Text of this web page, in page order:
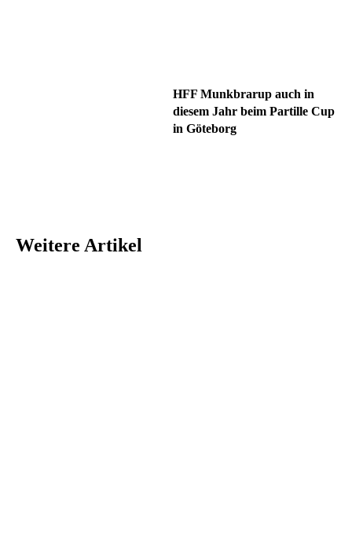
HFF Munkbrarup auch in
diesem Jahr beim Partille Cup
in Göteborg
Weitere Artikel